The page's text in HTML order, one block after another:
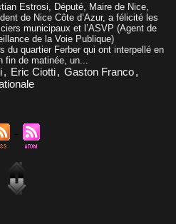
Estrosi, Député, Maire de Nice,
de Nice Côte d’Azur, a félicité les
municipaux et l’ASVP (Agent de
de la Voie Publique)
du quartier Ferber qui ont interpellé en
de matinée, un...
, Eric Ciotti, Gaston Franco,